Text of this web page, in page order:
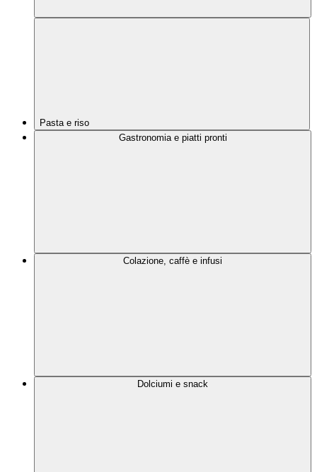
Pasta e riso
Gastronomia e piatti pronti
Colazione, caffè e infusi
Dolciumi e snack